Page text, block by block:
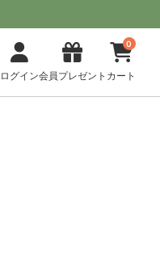
ログイン会員プレゼント
0
カート